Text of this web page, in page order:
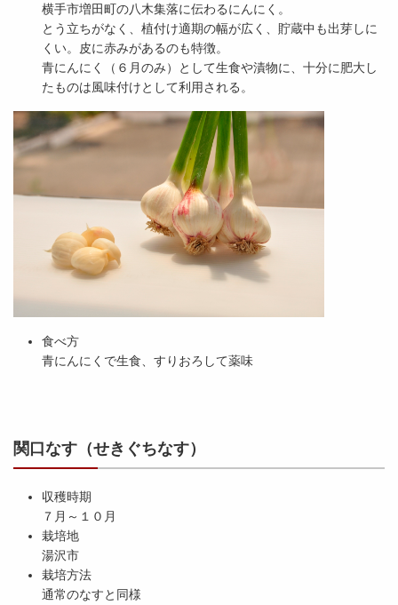
横手市増田町の八木集落に伝わるにんにく。
とう立ちがなく、植付け適期の幅が広く、貯蔵中も出芽しに
くい。皮に赤みがあるのも特徴。
青にんにく（６月のみ）として生食や漬物に、十分に肥大し
たものは風味付けとして利用される。
食べ方
青にんにくで生食、すりおろして薬味
関口なす（せきぐちなす）
収穫時期
７月～１０月
栽培地
湯沢市
栽培方法
通常のなすと同様